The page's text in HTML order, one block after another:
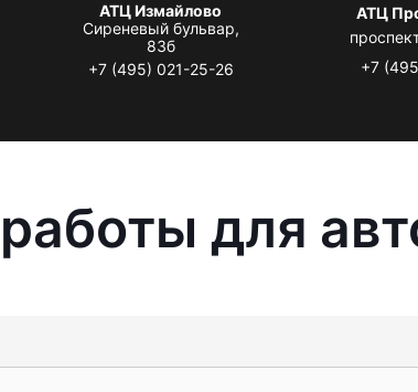
АТЦ Измайлово
Сиреневый бульвар,
83б
+7 (495) 021-25-26
АТЦ
+7
для